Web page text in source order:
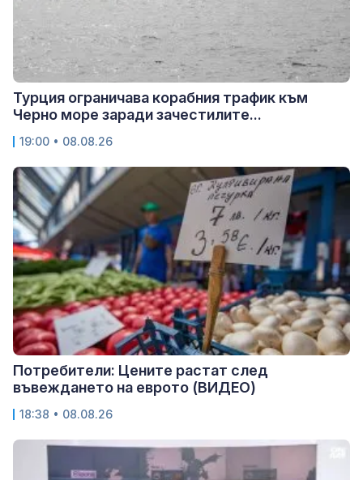
Турция ограничава корабния трафик към
Черно море заради зачестилите...
19:00 • 08.08.26
Потребители: Цените растат след
въвеждането на еврото (ВИДЕО)
18:38 • 08.08.26